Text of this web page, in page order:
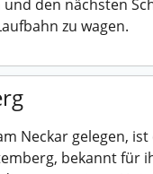
und den nächsten
zu wagen.
Neckar gelegen,
bekannt für